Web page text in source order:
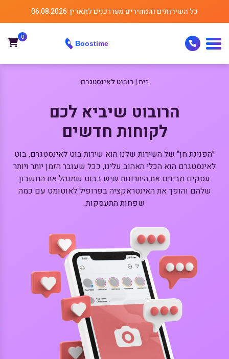
כל השירותים והמחירים מעודכנים לתאריך 06.08.2026
0
בית רובוט לאינסטגרם
הרובוט שיביא לכם
לקוחות חדשים
"הפנינת חן" של השירות שלנו הוא שירות בוט לאינסטגרם, בוט
לאינסטגרם הוא הכלי האהוב עלינו, ככל שעובר הזמן יותר ויותר
עסקים מבינים את היתרונות שיש בבוט שמנהל את החשבון
שלהם והופך את האינטראקציה בפרופיל לאוטומט עם כמה
שפחות התעסקות.